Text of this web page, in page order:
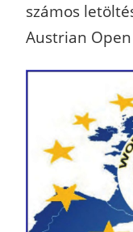
számos
Austrian